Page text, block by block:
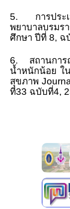
หน่วยบริการสนับส
กิจการนักศึกษา
หอพักภายใน โครง
หอพักภายนอก โครง
ข่าวสาร/กิจกรรมนั
บริการด้านสุขภาพ
5. การปร
พยาบาลบรมร
ศึกษา ปีที่ 8, ฉ
6. สถานการ
น้ำหนักน้อย ใ
สุขภาพ
ที่33 ฉบับที่4,